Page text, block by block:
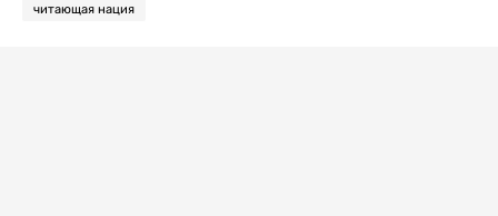
читающая нация